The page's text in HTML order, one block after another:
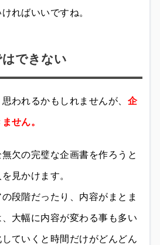
ればいいですね。
できない
われるかもしれませんが、 企
せん。
欠の完璧な企画書を作ろうと
見かけます。
段階だったり、内容がまとま
大幅に内容が変わる事も多い
ていくと時間だけがどんどん